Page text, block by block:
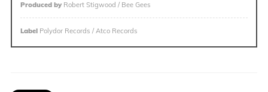
Produced byRobert Stigwood / Bee Gees
LabelPolydor Records / Atco Records